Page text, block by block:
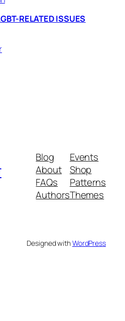
RELATED ISSUES
Blog
About
FAQs
Authors
Events
Shop
Patterns
Themes
Designed withWordPress